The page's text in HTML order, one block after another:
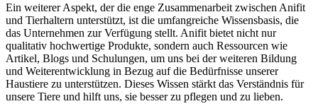
Ein weiterer​ Aspekt,⁤ der die enge Zusammenarbeit zwischen Anifit
und Tierhaltern unterstützt, ist ​die umfangreiche Wissensbasis,​ die
das Unternehmen ⁤zur​ Verfügung⁣ stellt. ​Anifit bietet nicht ⁢nur
qualitativ hochwertige Produkte, sondern auch Ressourcen wie
Artikel, Blogs und Schulungen, ‌um uns bei ⁢der weiteren Bildung
und ​Weiterentwicklung ⁤in Bezug ‍auf die Bedürfnisse unserer⁣
Haustiere‌ zu unterstützen. Dieses ​Wissen stärkt das ⁣Verständnis‍ für
⁢unsere​ Tiere und⁤ hilft uns, ‍sie⁢ besser zu pflegen und ‍zu​ lieben.